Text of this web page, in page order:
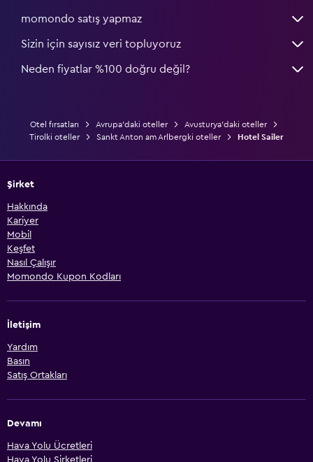
momondo satış yapmaz
Sizin için sayısız veri topluyoruz
Neden fiyatlar %100 doğru değil?
Otel fırsatları Avrupa'daki oteller
Avusturya'daki oteller
Tirolki oteller
Sankt Anton am Arlbergki oteller Hotel Sailer
Şirket
Hakkında
Kariyer
Mobil
Keşfet
Nasıl Çalışır
Momondo Kupon Kodları
İletişim
Yardım
Basın
Satış Ortakları
Devamı
Hava Yolu Ücretleri
Hava Yolu Şirketleri